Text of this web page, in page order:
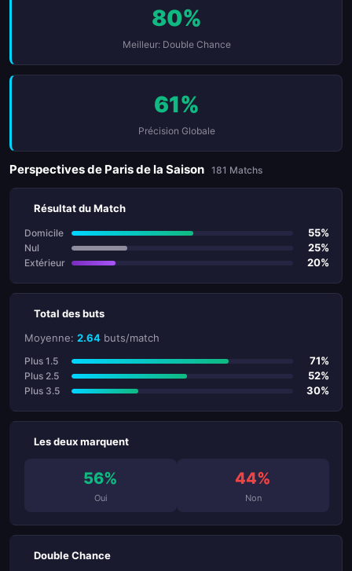
80%
Meilleur: Double Chance
61%
Précision Globale
Perspectives de Paris de la Saison 181 Matchs
Résultat du Match
Domicile 55%
Nul 25%
Extérieur 20%
Total des buts
Moyenne: 2.64 buts/match
Plus 1.5 71%
Plus 2.5 52%
Plus 3.5 30%
Les deux marquent
56%
Oui
44%
Non
Double Chance